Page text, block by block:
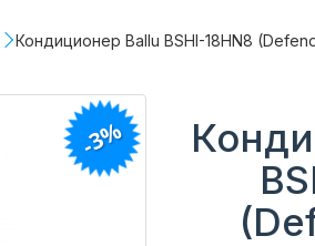
Кондиционер Ballu BSHI-18HN8
-3%